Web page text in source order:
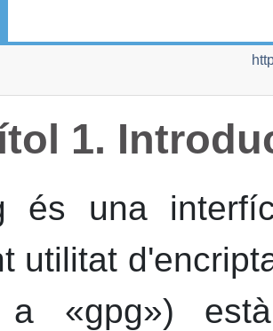
1.
és una
utilitat
a «gpg»)